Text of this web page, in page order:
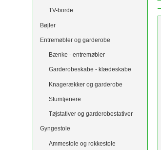
TV-borde
Bøjler
Entremøbler og garderobe
Bænke - entremøbler
Garderobeskabe - klædeskabe
Knagerækker og garderobe
Stumtjenere
Tøjstativer og garderobestativer
Gyngestole
Ammestole og rokkestole